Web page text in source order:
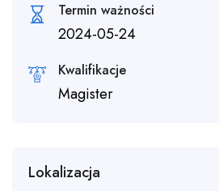
Termin ważności
2024-05-24
Kwalifikacje
Magister
Lokalizacja